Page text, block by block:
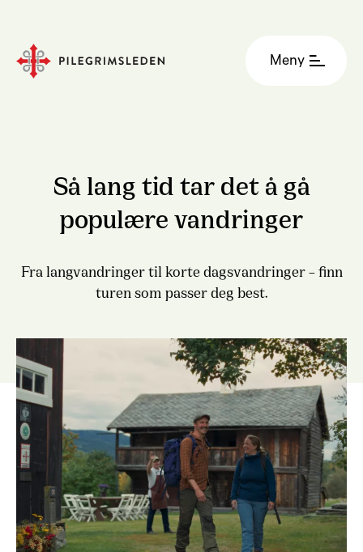
Meny
Så lang tid tar det å gå
populære vandringer
Fra langvandringer til korte dagsvandringer – finn
turen som passer deg best.